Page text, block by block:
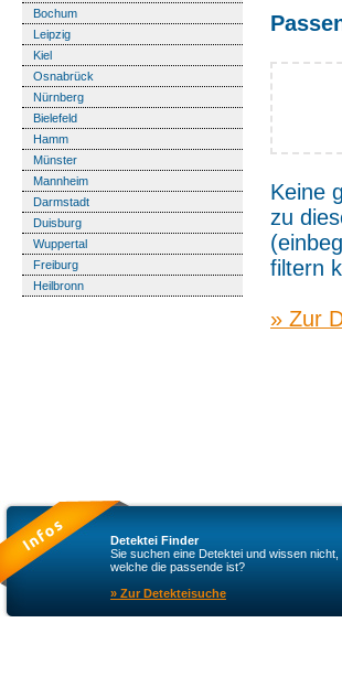
Bochum
Leipzig
Kiel
Osnabrück
Nürnberg
Bielefeld
Hamm
Münster
Mannheim
Darmstadt
Duisburg
Wuppertal
Freiburg
Heilbronn
Keine
zu
filtern
» Zur
Detektei Finder
Sie suchen eine Detektei und wissen nicht,
welche die passende ist?
» Zur Detekteisuche